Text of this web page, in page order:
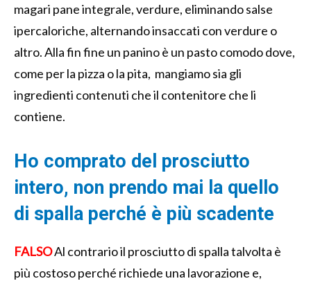
magari pane integrale, verdure, eliminando salse
ipercaloriche, alternando insaccati con verdure o
altro. Alla fin fine un panino è un pasto comodo dove,
come per la pizza o la pita, mangiamo sia gli
ingredienti contenuti che il contenitore che li
contiene.
Ho comprato del prosciutto
intero, non prendo mai la quello
di spalla perché è più scadente
FALSOAl contrario il prosciutto di spalla talvolta è
più costoso perché richiede una lavorazione e,